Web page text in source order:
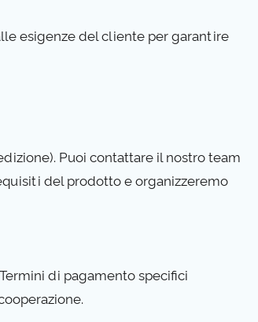
esigenze del cliente per garantire
Puoi contattare il nostro team
del prodotto e organizzeremo
di pagamento specifici